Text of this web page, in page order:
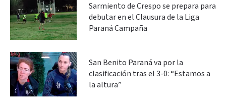
Sarmiento de Crespo se prepara para
debutar en el Clausura de la Liga
Paraná Campaña
San Benito Paraná va por la
clasificación tras el 3-0: “Estamos a
la altura”